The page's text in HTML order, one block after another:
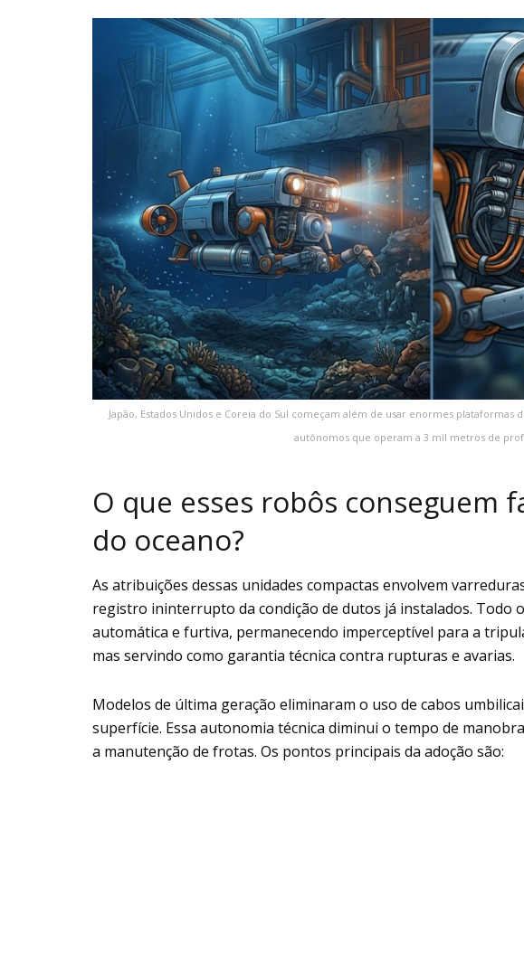
Japão, Estados Unidos e Coreia do Sul começam além de usar enormes
autônomos que operam a 3 mil metros de
O que esses robôs conseguem
do oceano?
As atribuições dessas unidades compactas envolvem
registro ininterrupto da condição de dutos já instalados. Todo
automática e furtiva, permanecendo imperceptível para a
mas servindo como garantia técnica contra rupturas e avarias.
Modelos de última geração eliminaram o uso de cabos
superfície. Essa autonomia técnica diminui o tempo de
a manutenção de frotas. Os pontos principais da adoção são: